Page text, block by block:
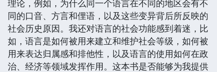
理论，例如，为什么同一个语言在不同的地区会有不
同的口音、方言和俚语，以及这些变异背后所反映的
社会历史原因。我还对语言的社会功能感到着迷，比
如，语言是如何被用来建立和维护社会等级，如何被
用来表达归属感和排他性，以及语言的使用如何在政
治、经济等领域发挥作用。这本书是否能够为我提供